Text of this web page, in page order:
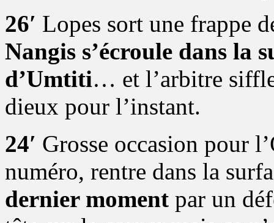
26′ Lopes sort une frappe
Nangis s’écroule dans la
d’Umtiti… et l’arbitre
dieux pour l’instant.
24′ Grosse occasion pour
numéro, rentre dans la
dernier moment par un